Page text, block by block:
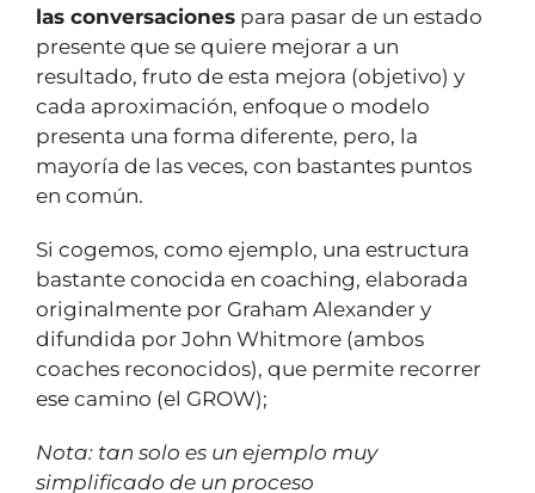
las conversaciones para pasar de un estado
presente que se quiere mejorar a un
resultado, fruto de esta mejora (objetivo) y
cada aproximación, enfoque o modelo
presenta una forma diferente, pero, la
mayoría de las veces, con bastantes puntos
en común.
Si cogemos, como ejemplo, una estructura
bastante conocida en coaching, elaborada
originalmente por Graham Alexander y
difundida por John Whitmore (ambos
coaches reconocidos), que permite recorrer
ese camino (el GROW);
Nota: tan solo es un ejemplo muy
simplificado de un proceso